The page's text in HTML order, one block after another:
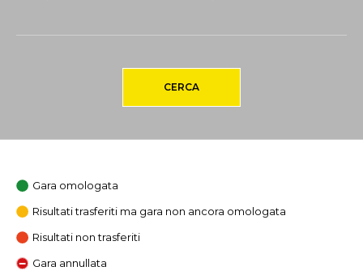
CERCA
Gara omologata
Risultati trasferiti ma gara non ancora omologata
Risultati non trasferiti
Gara annullata